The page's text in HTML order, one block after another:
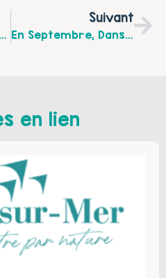
Goûter De L’Or Blanc : Réseau De Soutien À L’Allaitement Maternel, Au Centre Socioculturels Dumas De Lens
Suivant
En Septembre, Dans Les Maisons De Quartiers De Bully-Les-Mines, On Fait Le Plein D’ateliers :)
en lien